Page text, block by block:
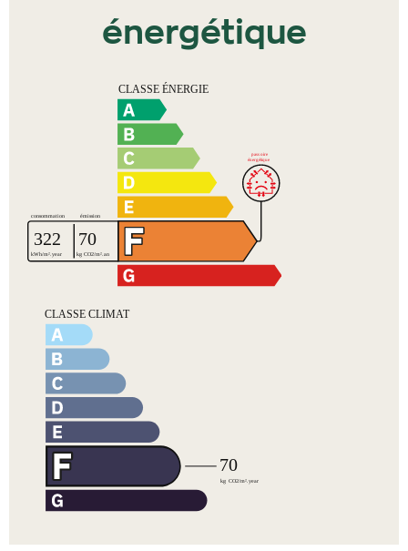
énergétique